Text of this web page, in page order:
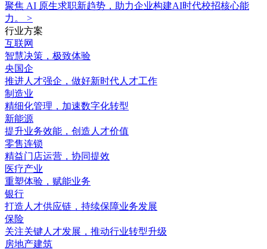
聚焦 AI 原生求职新趋势，助力企业构建AI时代校招核心能
力。
>
行业方案
互联网
智慧决策，极致体验
央国企
推进人才强企，做好新时代人才工作
制造业
精细化管理，加速数字化转型
新能源
提升业务效能，创造人才价值
零售连锁
精益门店运营，协同提效
医疗产业
重塑体验，赋能业务
银行
打造人才供应链，持续保障业务发展
保险
关注关键人才发展，推动行业转型升级
房地产建筑